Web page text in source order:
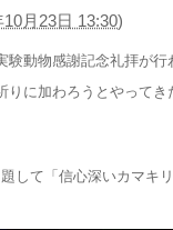
10月23日 13:30)
験動物感謝記念礼拝が
りに加わろうとやって
題して「信心深いカマキ